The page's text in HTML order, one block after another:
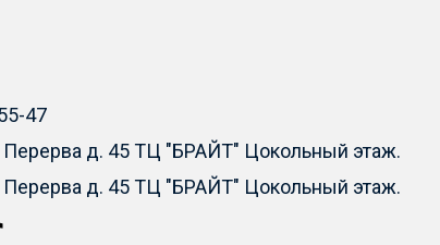
47
Перерва д. 45 ТЦ "БРАЙТ" Цокольный этаж.
Перерва д. 45 ТЦ "БРАЙТ" Цокольный этаж.